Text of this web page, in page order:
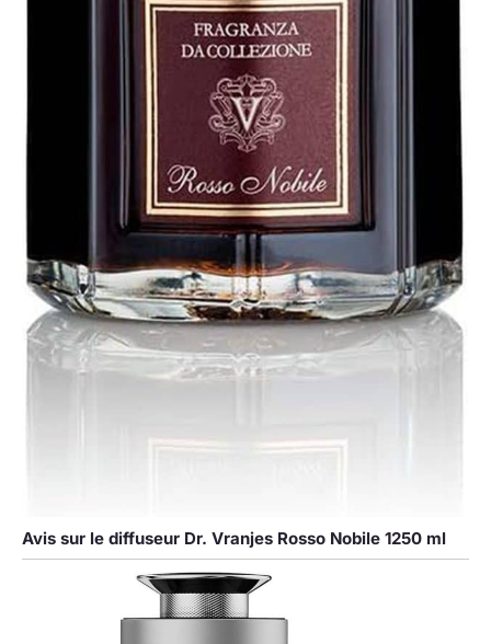
Avis sur le diffuseur Dr. Vranjes Rosso Nobile 1250 ml